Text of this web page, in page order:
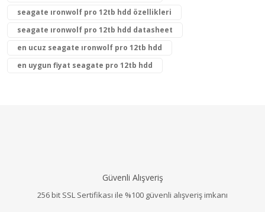
seagate ıronwolf pro 12tb hdd özellikleri
seagate ıronwolf pro 12tb hdd datasheet
en ucuz seagate ıronwolf pro 12tb hdd
en uygun fiyat seagate pro 12tb hdd
Güvenli Alışveriş
256 bit SSL Sertifikası ile %100 güvenli alışveriş imkanı